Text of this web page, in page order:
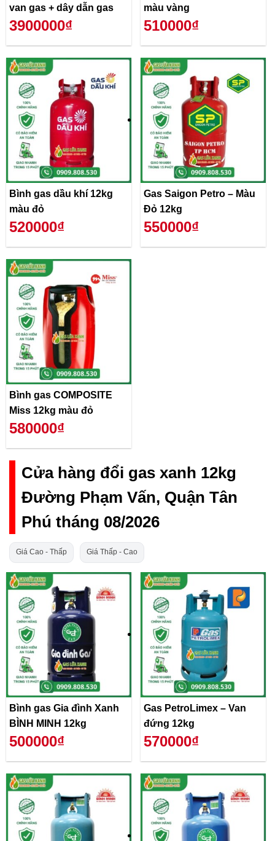
van gas + dây dẫn gas
3900000₫
màu vàng
510000₫
Bình gas dầu khí 12kg
màu đỏ
520000₫
Gas Saigon Petro – Màu
Đỏ 12kg
550000₫
Bình gas COMPOSITE
Miss 12kg màu đỏ
580000₫
Cửa hàng đổi gas xanh 12kg
Đường Phạm Vấn, Quận Tân
Phú tháng 08/2026
Giá Cao - Thấp Giá Thấp - Cao
Bình gas Gia đình Xanh
BÌNH MINH 12kg
500000₫
Gas PetroLimex – Van
đứng 12kg
570000₫